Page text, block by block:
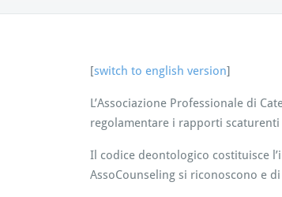
[switch to english version]
L’Associazione Professionale di
regolamentare i rapporti
Il codice deontologico costituisce
AssoCounseling si riconoscono e